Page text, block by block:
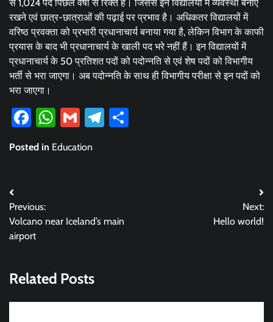
से 1,024 पद पिछले वर्षो से रिक्त हैं। जिससे इन विद्यालयों में व्यवस्था बनाए
रखने एवं छात्र-छात्राओं की पढ़ाई पर प्रभाव है। अधिकतर विद्यालयों में
वरिष्ठ प्रवक्ता को प्रभारी प्रधानाचार्य बनाया गया है, लेकिन विभाग के काफी
प्रयास के बाद भी प्रधानाचार्य के खाली पद भरे नहीं हैं। इन विद्यालयों में
प्रधानाचार्य के 50 प्रतिशत पदों को पदोन्नति से एवं शेष पदों को विभागीय
भर्ती से भरा जाएगा। अब पदोन्नति के साथ ही विभागीय परीक्षा से इन पदों को
भरा जाएगा।
Facebook
WhatsApp
GmailTelegram
Posted in Education
Post
navigation
Previous:
Volcano near Iceland’s main
airport
Next:
Hello world!
Related Posts